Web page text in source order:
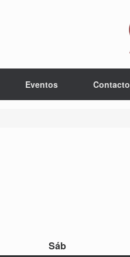
Eventos Contacto
Sábsábado